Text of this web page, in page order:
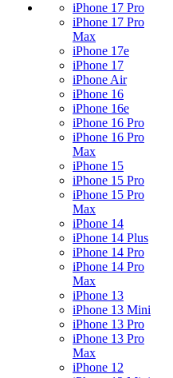
iPhone 17 Pro
iPhone 17 Pro
Max
iPhone 17e
iPhone 17
iPhone Air
iPhone 16
iPhone 16e
iPhone 16 Pro
iPhone 16 Pro
Max
iPhone 15
iPhone 15 Pro
iPhone 15 Pro
Max
iPhone 14
iPhone 14 Plus
iPhone 14 Pro
iPhone 14 Pro
Max
iPhone 13
iPhone 13 Mini
iPhone 13 Pro
iPhone 13 Pro
Max
iPhone 12